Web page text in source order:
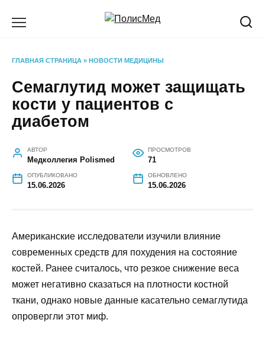
ГЛАВНАЯ СТРАНИЦА » НОВОСТИ МЕДИЦИНЫ
Семаглутид может защищать
кости у пациентов с
диабетом
АВТОР
Медколлегия Polismed
ПРОСМОТРОВ
71
ОПУБЛИКОВАНО
15.06.2026
ОБНОВЛЕНО
15.06.2026
Американские исследователи изучили влияние
современных средств для похудения на состояние
костей. Ранее считалось, что резкое снижение веса
может негативно сказаться на плотности костной
ткани, однако новые данные касательно семаглутида
опровергли этот миф.